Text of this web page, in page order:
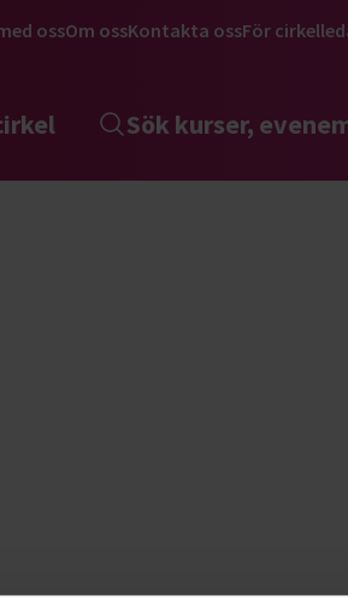
ossOm ossKontakta ossFör
Sök kurser,